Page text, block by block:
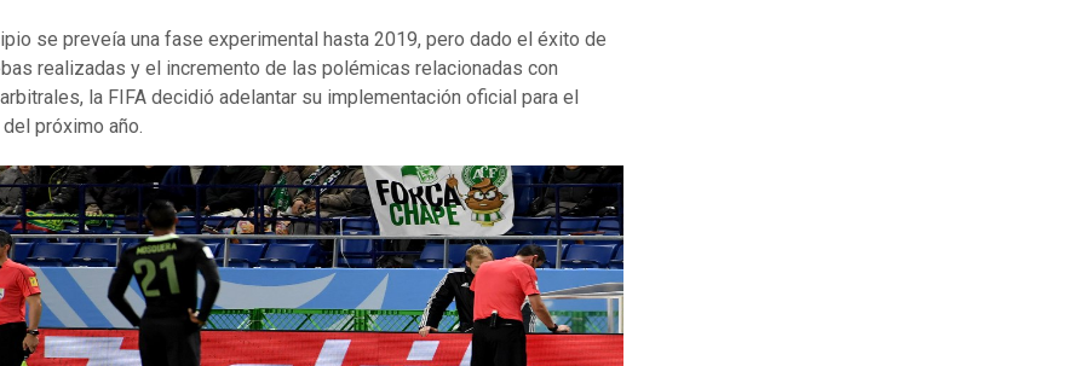
se preveía una fase experimental hasta 2019, pero dado el éxito de
realizadas y el incremento de las polémicas relacionadas con
la FIFA decidió adelantar su implementación oficial para el
próximo año.